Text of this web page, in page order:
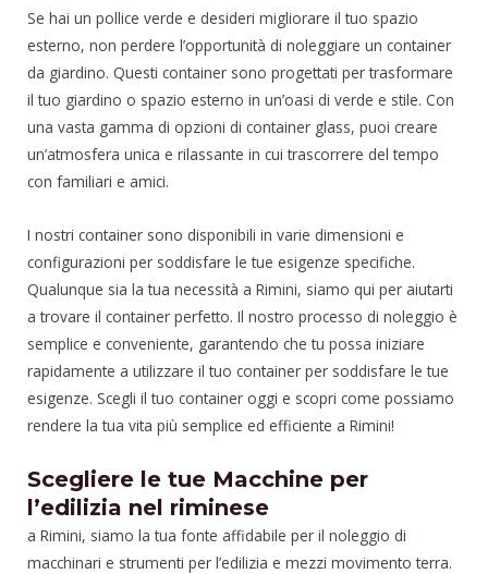
Se hai un pollice verde e desideri migliorare il tuo spazio
esterno, non perdere l’opportunità di noleggiare un container
da giardino. Questi container sono progettati per trasformare
il tuo giardino o spazio esterno in un’oasi di verde e stile. Con
una vasta gamma di opzioni di container glass, puoi creare
un’atmosfera unica e rilassante in cui trascorrere del tempo
con familiari e amici.
I nostri container sono disponibili in varie dimensioni e
configurazioni per soddisfare le tue esigenze specifiche.
Qualunque sia la tua necessità a Rimini, siamo qui per aiutarti
a trovare il container perfetto. Il nostro processo di noleggio è
semplice e conveniente, garantendo che tu possa iniziare
rapidamente a utilizzare il tuo container per soddisfare le tue
esigenze. Scegli il tuo container oggi e scopri come possiamo
rendere la tua vita più semplice ed efficiente a Rimini!
Scegliere le tue Macchine per
l’edilizia nel riminese
a Rimini, siamo la tua fonte affidabile per il noleggio di
macchinari e strumenti per l’edilizia e mezzi movimento terra.